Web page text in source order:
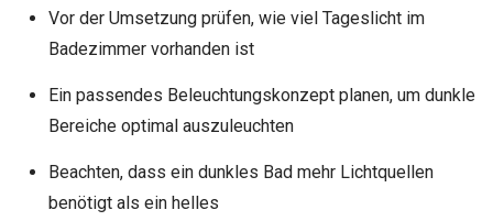
Vor der Umsetzung prüfen, wie viel Tageslicht im
Badezimmer vorhanden ist
Ein passendes Beleuchtungskonzept planen, um dunkle
Bereiche optimal auszuleuchten
Beachten, dass ein dunkles Bad mehr Lichtquellen
benötigt als ein helles